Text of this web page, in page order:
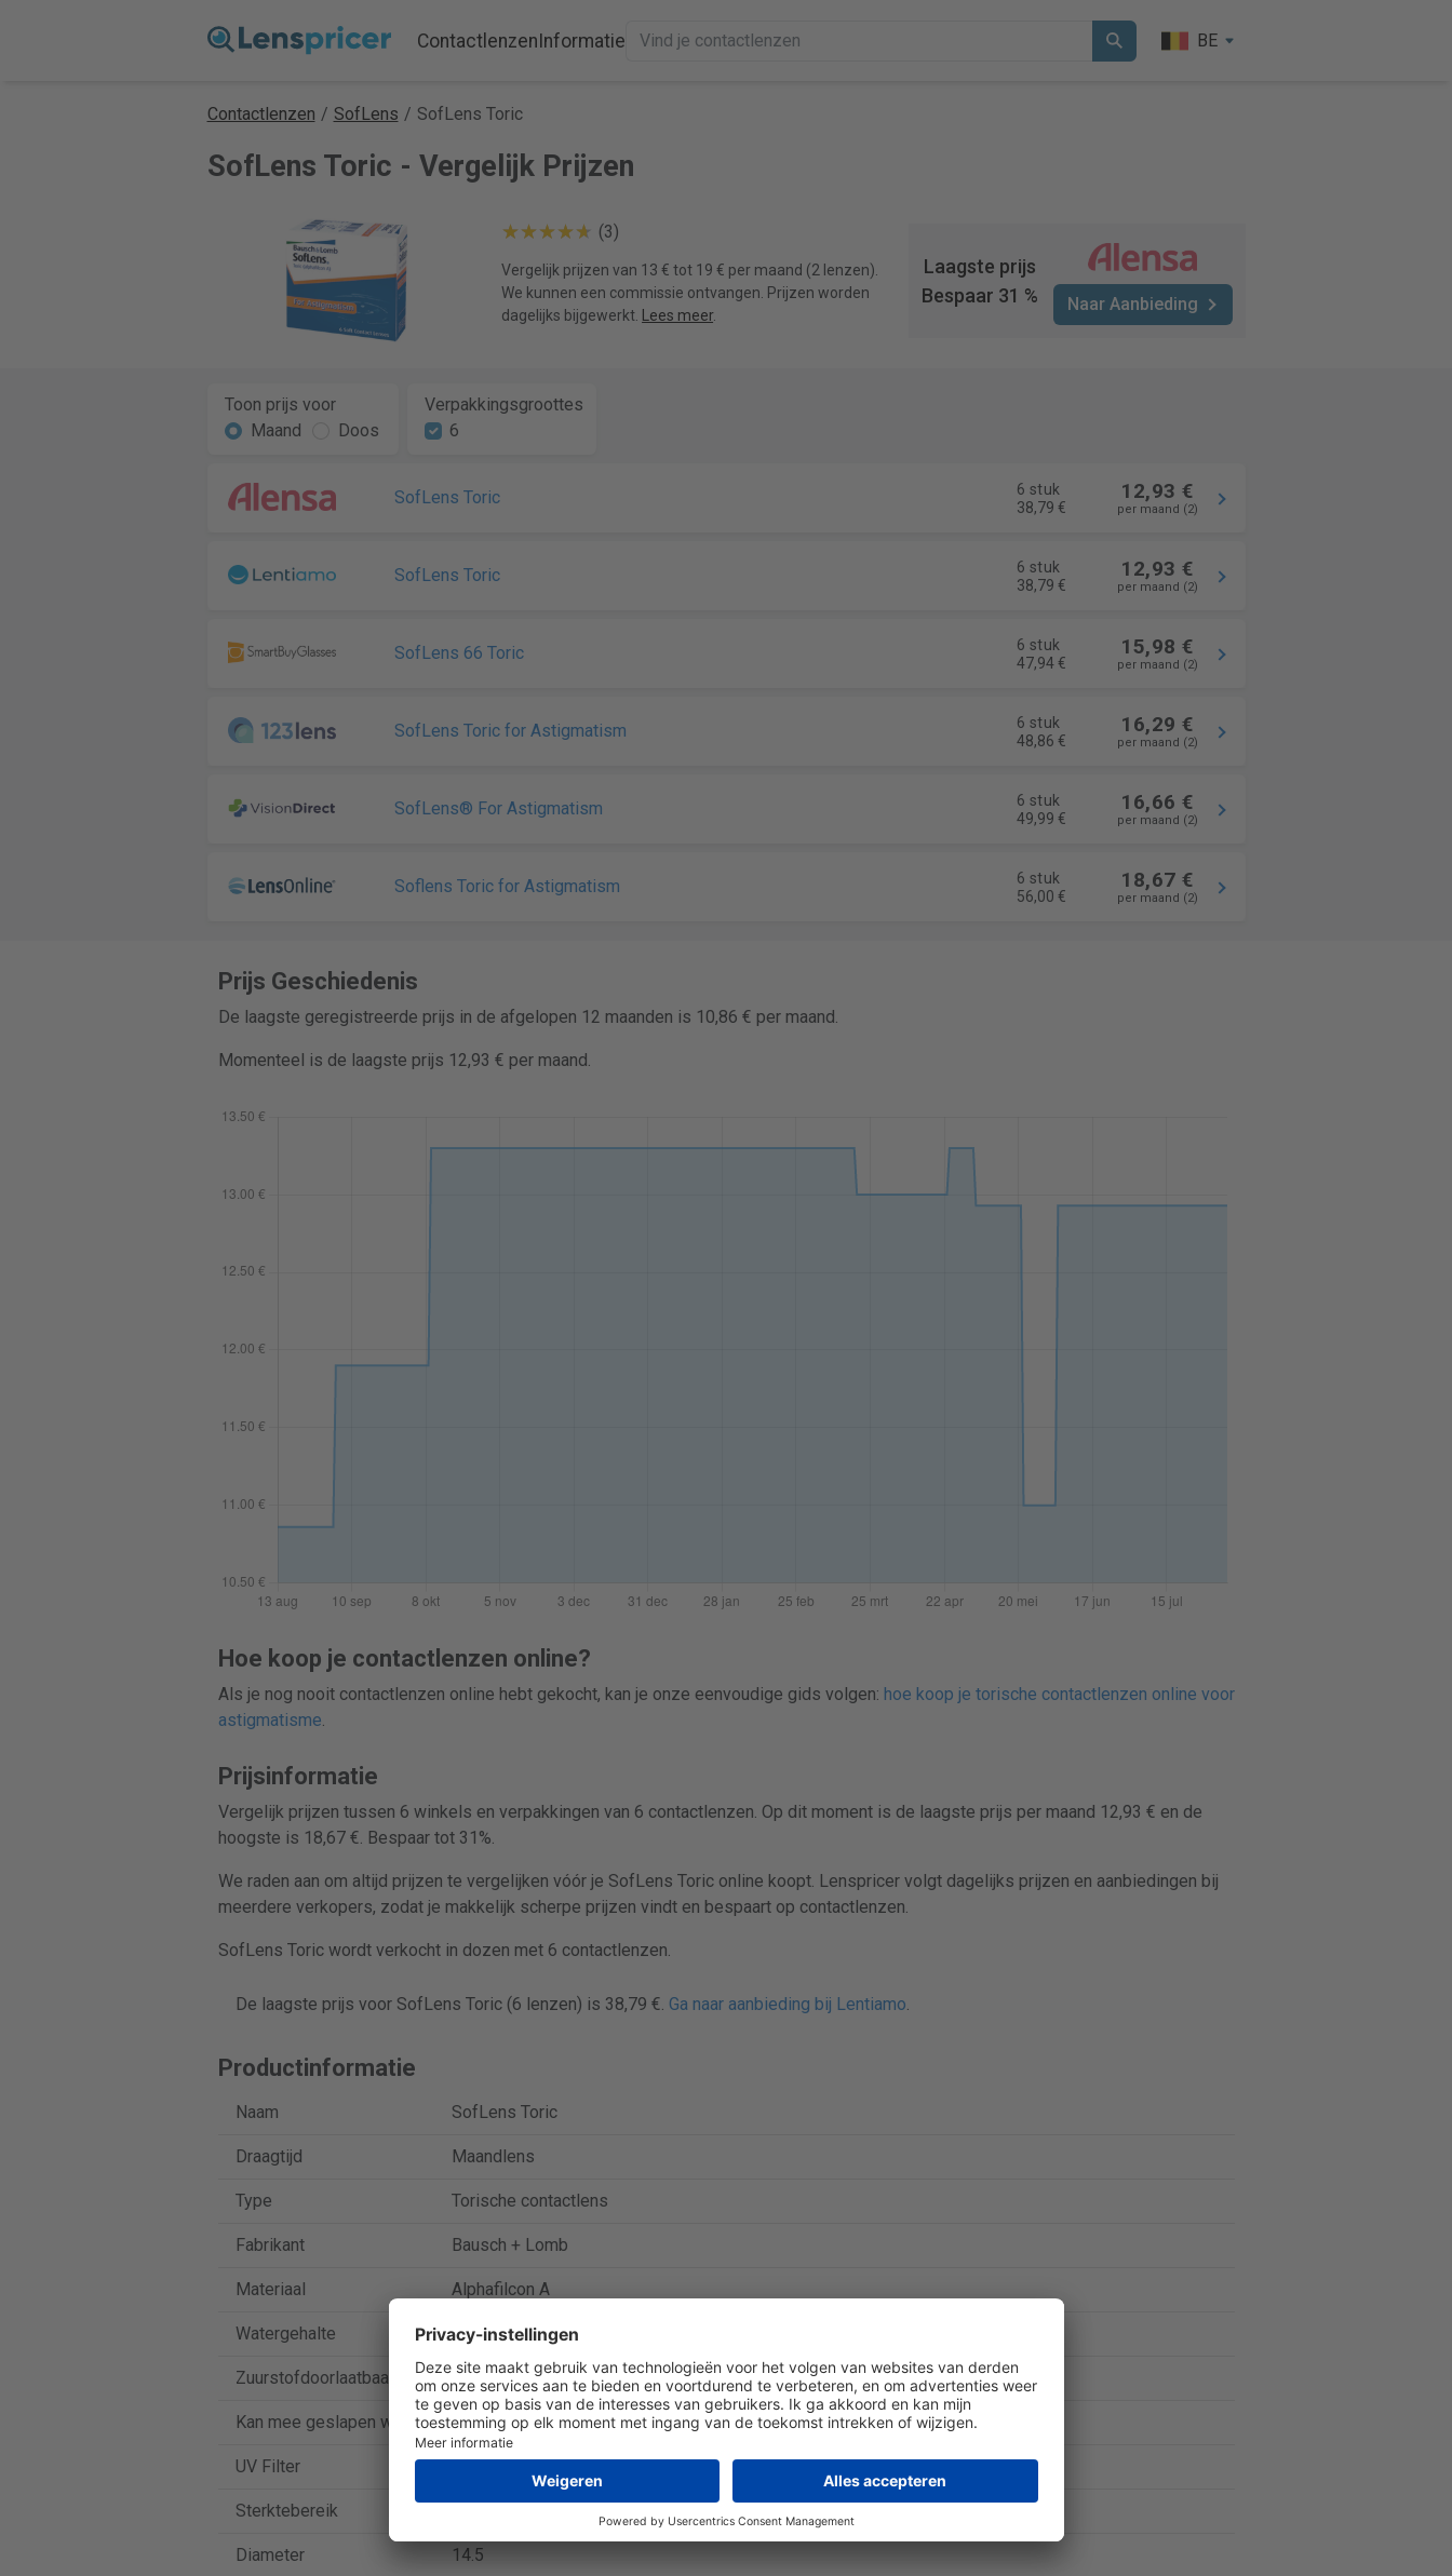
ContactlenzenInformatie BE
Contactlenzen / SofLens / SofLens Toric
SofLens Toric - Vergelijk Prijzen
(3)
Vergelijk prijzen van 13 € tot 19 € per maand (2 lenzen).
We kunnen een commissie ontvangen. Prijzen worden
dagelijks bijgewerkt. Lees meer.
Laagste prijs
Bespaar 31 %
Naar Aanbieding
Toon prijs voor
Maand
Doos
Verpakkingsgroottes
6
SofLens Toric
6 stuk
38,79 €
12,93 €
per maand (2)
SofLens Toric
6 stuk
38,79 €
12,93 €
per maand (2)
SofLens 66 Toric
6 stuk
47,94 €
15,98 €
per maand (2)
SofLens Toric for Astigmatism
6 stuk
48,86 €
16,29 €
per maand (2)
SofLens® For Astigmatism
6 stuk
49,99 €
16,66 €
per maand (2)
Soflens Toric for Astigmatism
6 stuk
56,00 €
18,67 €
per maand (2)
Prijs Geschiedenis
De laagste geregistreerde prijs in de afgelopen 12 maanden is 10,86 € per maand.
Momenteel is de laagste prijs 12,93 € per maand.
Hoe koop je contactlenzen online?
Als je nog nooit contactlenzen online hebt gekocht, kan je onze eenvoudige gids volgen: hoe koop je torische contactlenzen online voor
astigmatisme.
Prijsinformatie
Vergelijk prijzen tussen 6 winkels en verpakkingen van 6 contactlenzen. Op dit moment is de laagste prijs per maand 12,93 € en de
hoogste is 18,67 €. Bespaar tot 31%.
We raden aan om altijd prijzen te vergelijken vóór je SofLens Toric online koopt. Lenspricer volgt dagelijks prijzen en aanbiedingen bij
meerdere verkopers, zodat je makkelijk scherpe prijzen vindt en bespaart op contactlenzen.
SofLens Toric wordt verkocht in dozen met 6 contactlenzen.
De laagste prijs voor SofLens Toric (6 lenzen) is 38,79 €. Ga naar aanbieding bij Lentiamo.
Productinformatie
Naam SofLens Toric
Draagtijd Maandlens
Type Torische contactlens
Fabrikant Bausch + Lomb
Materiaal Alphafilcon A
Watergehalte 66 %
Zuurstofdoorlaatbaarheid 32 Dk/t
Kan mee geslapen worden Nee
UV Filter Nee
Sterktebereik
Diameter 14.5